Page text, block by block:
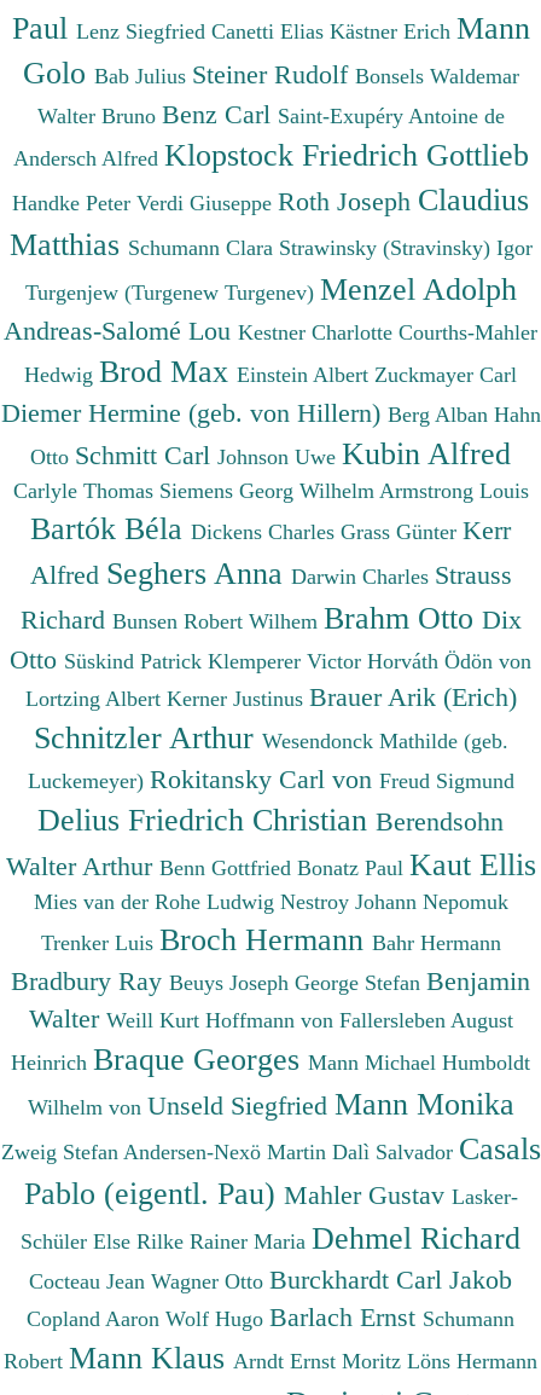
Paul Lenz Siegfried Canetti Elias Kästner Erich Mann
Golo Bab Julius Steiner Rudolf Bonsels Waldemar
Walter Bruno Benz Carl Saint-Exupéry Antoine de
Andersch Alfred Klopstock Friedrich Gottlieb
Handke Peter Verdi Giuseppe Roth Joseph Claudius
Matthias Schumann Clara Strawinsky (Stravinsky) Igor
Turgenjew (Turgenew Turgenev) Menzel Adolph
Andreas-Salomé Lou Kestner Charlotte Courths-Mahler
Hedwig Brod Max Einstein Albert Zuckmayer Carl
Diemer Hermine (geb. von Hillern) Berg Alban Hahn
Otto Schmitt Carl Johnson Uwe Kubin Alfred
Carlyle Thomas Siemens Georg Wilhelm Armstrong Louis
Bartók Béla Dickens Charles Grass Günter Kerr
Alfred Seghers Anna Darwin Charles Strauss
Richard Bunsen Robert Wilhem Brahm Otto Dix
Otto Süskind Patrick Klemperer Victor Horváth Ödön von
Lortzing Albert Kerner Justinus Brauer Arik (Erich)
Schnitzler Arthur Wesendonck Mathilde (geb.
Luckemeyer) Rokitansky Carl von Freud Sigmund
Delius Friedrich Christian Berendsohn
Walter Arthur Benn Gottfried Bonatz Paul Kaut Ellis
Mies van der Rohe Ludwig Nestroy Johann Nepomuk
Trenker Luis Broch Hermann Bahr Hermann
Bradbury Ray Beuys Joseph George Stefan Benjamin
Walter Weill Kurt Hoffmann von Fallersleben August
Heinrich Braque Georges Mann Michael Humboldt
Wilhelm von Unseld Siegfried Mann Monika
Zweig Stefan Andersen-Nexö Martin Dalì Salvador Casals
Pablo (eigentl. Pau) Mahler Gustav Lasker-
Schüler Else Rilke Rainer Maria Dehmel Richard
Cocteau Jean Wagner Otto Burckhardt Carl Jakob
Copland Aaron Wolf Hugo Barlach Ernst Schumann
Robert Mann Klaus Arndt Ernst Moritz Löns Hermann